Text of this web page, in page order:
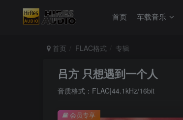
首页 车载音乐
首页 FLAC格式 专辑
吕方 只想遇到一个人
音质格式：FLAC|44.1kHz/16bit
会员专享